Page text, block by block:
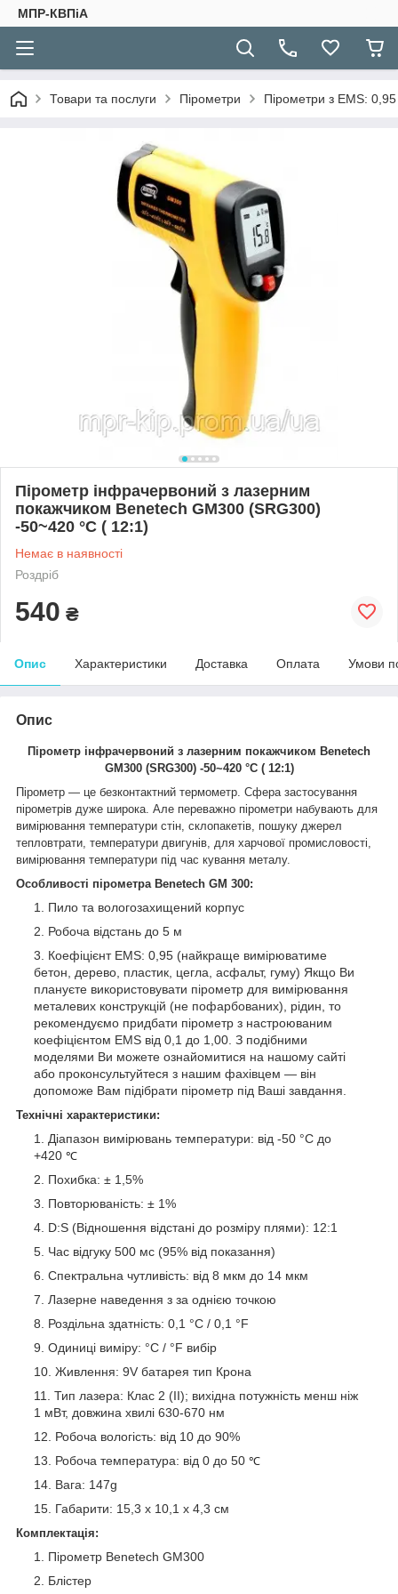
МПР-КВПіА
Товари та послуги Пірометри Пірометри з EMS: 0,95
Пірометр інфрачервоний з лазерним
покажчиком Benetech GM300 (SRG300)
-50~420 °C ( 12:1)
Немає в наявності
Роздріб
540 ₴
Опис Характеристики Доставка Оплата Умови
Опис
Пірометр інфрачервоний з лазерним покажчиком Benetech
GM300 (SRG300) -50~420 °C ( 12:1)
Пірометр — це безконтактний термометр. Сфера застосування
пірометрів дуже широка. Але переважно пірометри набувають для
вимірювання температури стін, склопакетів, пошуку джерел
тепловтрати, температури двигунів, для харчової промисловості,
вимірювання температури під час кування металу.
Особливості пірометра Benetech GM 300:
Пило та вологозахищений корпус
Робоча відстань до 5 м
Коефіцієнт EMS: 0,95 (найкраще вимірюватиме
бетон, дерево, пластик, цегла, асфальт, гуму) Якщо Ви
плануєте використовувати пірометр для вимірювання
металевих конструкцій (не пофарбованих), рідин, то
рекомендуємо придбати пірометр з настроюваним
коефіцієнтом EMS від 0,1 до 1,00. З подібними
моделями Ви можете ознайомитися на нашому сайті
або проконсультуйтеся з нашим фахівцем — він
допоможе Вам підібрати пірометр під Ваші завдання.
Технічні характеристики:
Діапазон вимірювань температури: від -50 °C до
+420 ℃
Похибка: ± 1,5%
Повторюваність: ± 1%
D:S (Відношення відстані до розміру плями): 12:1
Час відгуку 500 мс (95% від показання)
Спектральна чутливість: від 8 мкм до 14 мкм
Лазерне наведення з за однією точкою
Роздільна здатність: 0,1 °C / 0,1 °F
Одиниці виміру: °C / °F вибір
Живлення: 9V батарея тип Крона
Тип лазера: Клас 2 (II); вихідна потужність менш ніж
1 мВт, довжина хвилі 630-670 нм
Робоча вологість: від 10 до 90%
Робоча температура: від 0 до 50 ℃
Вага: 147g
Габарити: 15,3 х 10,1 х 4,3 см
Комплектація:
Пірометр Benetech GM300
Блістер